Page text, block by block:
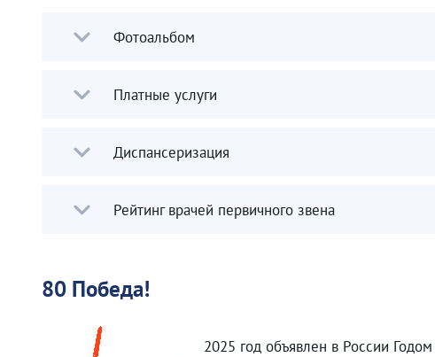
Фотоальбом
Платные услуги
Диспансеризация
Рейтинг врачей первичного звена
80 Победа!
2025 год объявлен в России